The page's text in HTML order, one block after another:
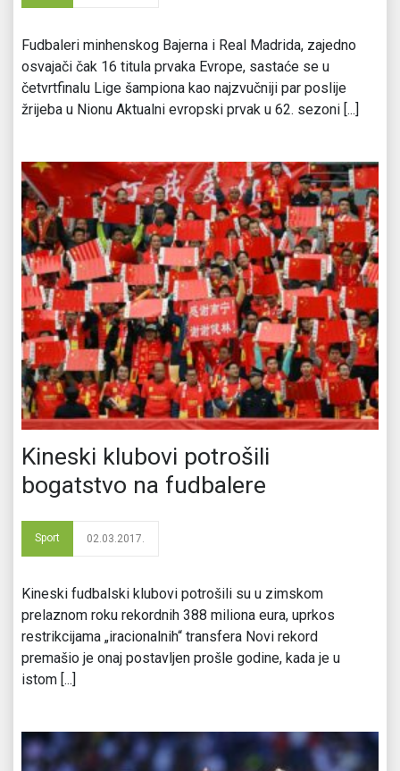
Fudbaleri minhenskog Bajerna i Real Madrida, zajedno
osvajači čak 16 titula prvaka Evrope, sastaće se u
četvrtfinalu Lige šampiona kao najzvučniji par poslije
žrijeba u Nionu Aktualni evropski prvak u 62. sezoni [...]
Kineski klubovi potrošili
bogatstvo na fudbalere
Sport 02.03.2017.
Kineski fudbalski klubovi potrošili su u zimskom
prelaznom roku rekordnih 388 miliona eura, uprkos
restrikcijama „iracionalnih“ transfera Novi rekord
premašio je onaj postavljen prošle godine, kada je u
istom [...]